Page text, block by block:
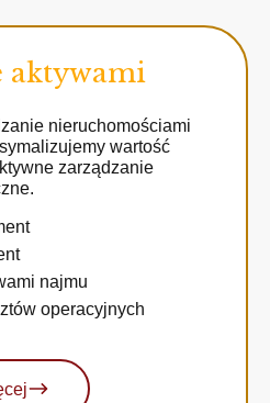
aktywami
nieruchomościami
wartość
zarządzanie
najmu
operacyjnych